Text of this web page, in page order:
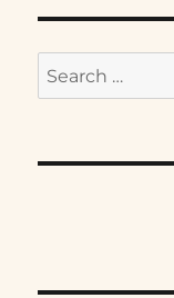
Search
for: